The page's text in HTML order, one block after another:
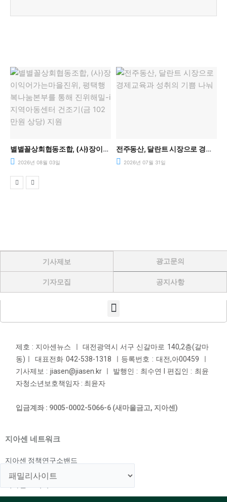
별별꼴상회협동조합, (사)장이익어가는마을진위, 평택행복나눔본부를 통해 진위해밀-i지역아동센터 건조기(금 102만원 상당) 지원
2026년 08월 03일
전주동산, 달란트 시장으로 경제교육과 성취의 기쁨 나눠
2026년 07월 31일
기사제보 광고문의
기자모집 공지사항
제호 : 지아센뉴스 ㅣ 대전광역시 서구 신갈마로 140,2층(갈마
동)ㅣ 대표전화 042-538-1318 ㅣ등록번호 : 대전,아00459 ㅣ
기사제보 : jiasen@jiasen.kr ㅣ 발행인 : 최수연 l 편집인 : 최윤
자청소년보호책임자 : 최윤자
입금계좌 : 9005-0002-5066-6 (새마을금고, 지아센)
지아센 네트워크
지아센 정책연구소밴드
지아센 해외아동지원국